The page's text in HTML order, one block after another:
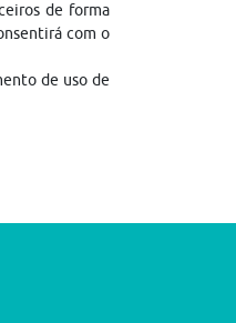
de forma
com o
de uso de